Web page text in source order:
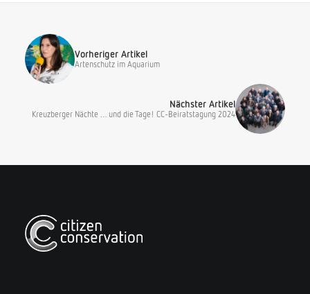
Vorheriger Artikel
Artenschutz im Aquarium
Nächster Artikel
Kreuzberger Nächte … und die Tage! CC-Beiratstagung 2024